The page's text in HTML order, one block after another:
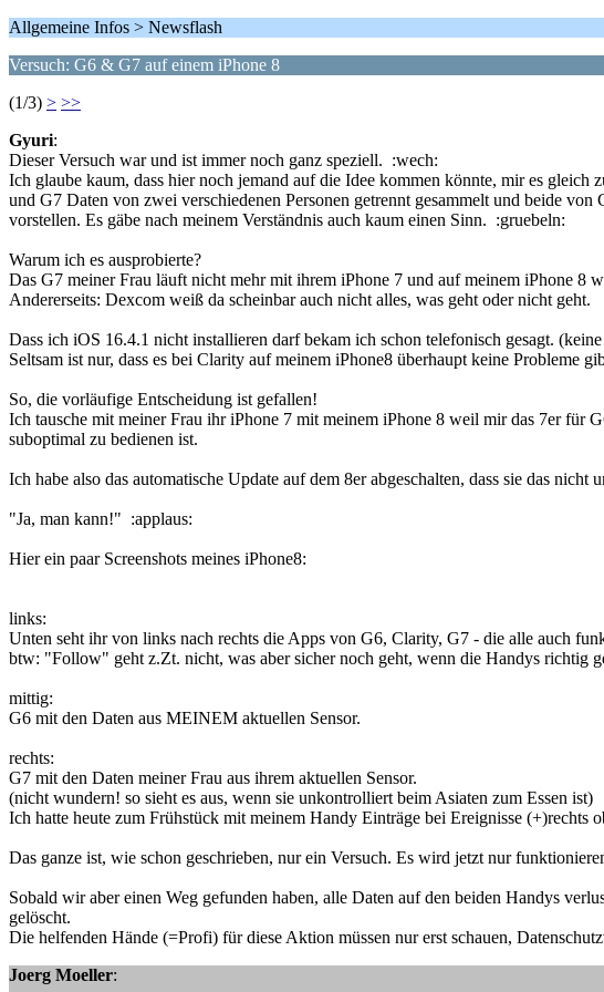
Allgemeine Infos > Newsflash
Versuch: G6 & G7 auf einem iPhone 8
(1/3) > >>
Gyuri:
Dieser Versuch war und ist immer noch ganz speziell. :wech:
Ich glaube kaum, dass hier noch jemand auf die Idee kommen könnte, mir es
und G7 Daten von zwei verschiedenen Personen getrennt gesammelt und beide
vorstellen. Es gäbe nach meinem Verständnis auch kaum einen Sinn. :gruebeln:
Warum ich es ausprobierte?
Das G7 meiner Frau läuft nicht mehr mit ihrem iPhone 7 und auf meinem iPhone
Andererseits: Dexcom weiß da scheinbar auch nicht alles, was geht oder nicht geht.
Dass ich iOS 16.4.1 nicht installieren darf bekam ich schon telefonisch gesagt.
Seltsam ist nur, dass es bei Clarity auf meinem iPhone8 überhaupt keine Probleme
So, die vorläufige Entscheidung ist gefallen!
Ich tausche mit meiner Frau ihr iPhone 7 mit meinem iPhone 8 weil mir das 7er für
suboptimal zu bedienen ist.
Ich habe also das automatische Update auf dem 8er abgeschalten, dass sie das
"Ja, man kann!" :applaus:
Hier ein paar Screenshots meines iPhone8:
links:
Unten seht ihr von links nach rechts die Apps von G6, Clarity, G7 - die alle auch
btw: "Follow" geht z.Zt. nicht, was aber sicher noch geht, wenn die Handys richtig
mittig:
G6 mit den Daten aus MEINEM aktuellen Sensor.
rechts:
G7 mit den Daten meiner Frau aus ihrem aktuellen Sensor.
(nicht wundern! so sieht es aus, wenn sie unkontrolliert beim Asiaten zum Essen ist)
Ich hatte heute zum Frühstück mit meinem Handy Einträge bei Ereignisse
Das ganze ist, wie schon geschrieben, nur ein Versuch. Es wird jetzt nur
Sobald wir aber einen Weg gefunden haben, alle Daten auf den beiden Handys
gelöscht.
Die helfenden Hände (=Profi) für diese Aktion müssen nur erst schauen,
Joerg Moeller: